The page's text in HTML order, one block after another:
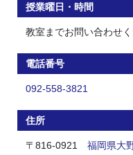
授業曜日・時間
教室までお問い合わせく
電話番号
092-558-3821
住所
〒816-0921 福岡県大